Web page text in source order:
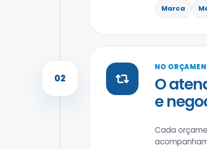
Marca
02
NO
O
e
Cada